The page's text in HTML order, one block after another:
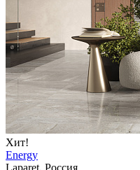
Хит!
Energy